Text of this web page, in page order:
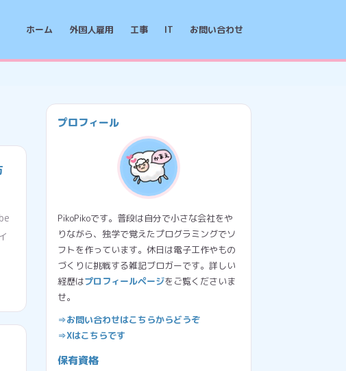
ホーム 外国人雇用 工事 IT お問い合わせ
プロフィール
PikoPikoです。普段は自分で小さな会社をや
りながら、独学で覚えたプログラミングでソ
フトを作っています。休日は電子工作やもの
づくりに挑戦する雑記ブロガーです。詳しい
経歴はプロフィールページをご覧くださいま
せ。
⇒お問い合わせはこちらからどうぞ
⇒Xはこちらです
保有資格